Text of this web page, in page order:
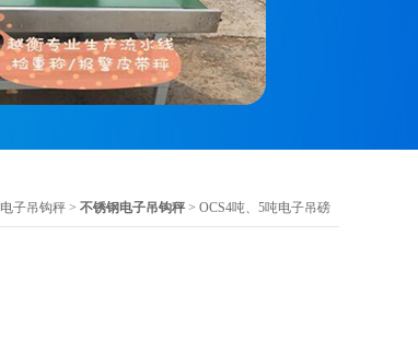
电子吊钩秤 > 不锈钢电子吊钩秤> OCS4吨、5吨电子吊磅